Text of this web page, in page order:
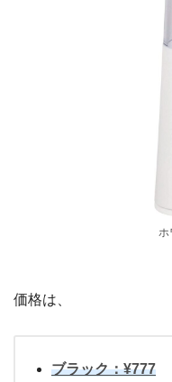
ホ
価格は、
ブラック：¥777